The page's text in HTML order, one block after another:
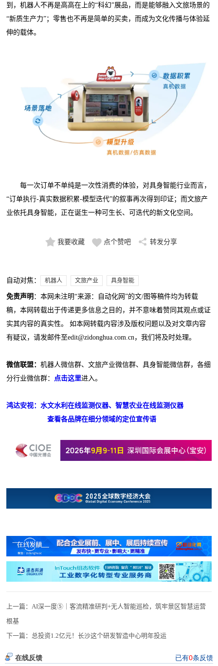
到，机器人不再是高高在上的“科幻”展品，而是能够融入文旅场景的
“新质生产力”；零售也不再是简单的买卖，而成为文化传播与体验延
伸的载体。
每一次订单不单纯是一次性消费的体验，对具身智能行业而言，
“订单执行-真实数据积累-模型迭代”的叙事再次得到印证；而文旅产
业依托具身智能，正在诞生一种可生长、可迭代的新文化空间。
我要收藏 点个赞吧 转发分享
自动对焦： 机器人 文旅产业 具身智能
免责声明 ：本网未注明“来源：自动化网”的文/图等稿件均为转载
稿，本网转载出于传递更多信息之目的，并不意味着赞同其观点或证
实其内容的真实性。 如本网转载内容涉及版权问题以及对文章内容
有疑议，请发邮件至edit@zidonghua.com.cn，我们将及时处理。
微信联盟：机器人微信群、文旅产业微信群、具身智能微信群，各细
分行业微信群： 点击这里进入。
鸿达安视：水文水利在线监测仪器、智慧农业在线监测仪器
查看各品牌在细分领域的定位宣传语
上一篇： AI深一度⑤｜客流精准研判+无人智能巡检，筑牢景区智慧运营
根基
下一篇： 总投资1.2亿元！长沙这个研发智造中心明年投运